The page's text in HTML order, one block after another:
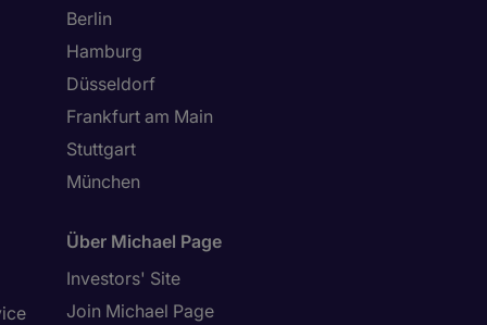
Berlin
Hamburg
Düsseldorf
Frankfurt am Main
Stuttgart
München
Über Michael Page
Investors' Site
Join Michael Page